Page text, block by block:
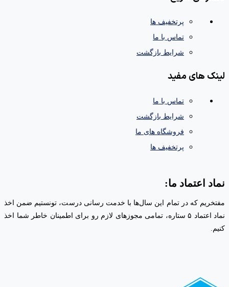
پرتخفیف ها
تماس با ما
شرایط بازگشت
لینک های مفید
تماس با ما
شرایط بازگشت
فروشگاه های ما
پرتخفیف ها
نماد اعتماد ما:
مفتخریم که در تمام این سال‌ها با خدمت رسانی درست، تونستیم ضمن اخذ
نماد اعتماد ۵ ستاره، تمامی مجوز‌های لازم رو برای اطمینان خاطر شما اخذ
کنیم.